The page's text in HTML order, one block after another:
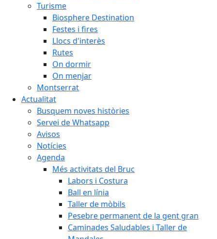
Turisme
Biosphere Destination
Festes i fires
Llocs d'interès
Rutes
On dormir
On menjar
Montserrat
Actualitat
Busquem noves històries
Servei de Whatsapp
Avisos
Notícies
Agenda
Més activitats del Bruc
Labors i Costura
Ball en línia
Taller de mòbils
Pesebre permanent de la gent gran
Caminades Saludables i Taller de